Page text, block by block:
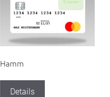
Hamm
Details